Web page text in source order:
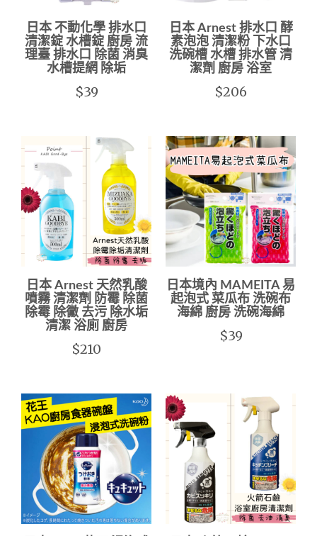
日本 不動化學 排水口
清潔錠 水槽錠 廚房 流
理臺 排水口 除菌 消臭
水槽提網 除垢
$39
日本 Arnest 排水口 酵
素泡泡 清潔粉 下水口
洗碗槽 水槽 排水管 清
潔劑 廚房 浴室
$206
日本 Arnest 天然乳酸
噴霧 清潔劑 防霉 除菌
除霉 除黴 去污 除水垢
清潔 浴廁 廚房
$210
日本境內 MAMEITA 易
起泡式 菜瓜布 洗碗布
海綿 廚房 洗碗海綿
$39